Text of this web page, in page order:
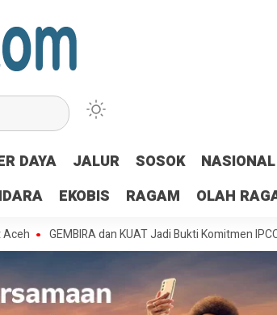
DAYA JALUR SOSOK NASIONAL
EKOBIS RAGAM OLAH
dan KUAT Jadi Bukti Komitmen IPCC, Raih